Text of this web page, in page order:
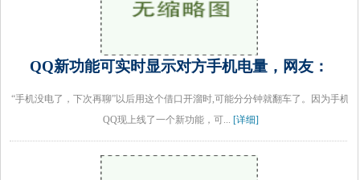
QQ新功能可实时显示对方手机电量，网友：
“手机没电了，下次再聊”以后用这个借口开溜时,可能分分钟就翻车了。因为手机
QQ现上线了一个新功能，可... [详细]